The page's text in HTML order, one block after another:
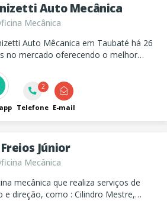
Auto Mecânica
Mecânica
Auto Mêcanica em Taubaté há 26
no mercado oferecendo o melhor
2
Telefone E-mail
Freios Júnior
Mecânica
que realiza serviços de
e direção, como : Cilindro Mestre,